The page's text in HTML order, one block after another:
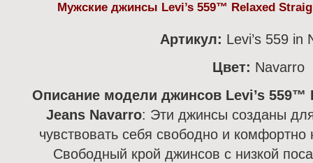
Мужские джинсы Levi’s 559™ Relaxed
Артикул: Levi’s 559 in
Цвет: Navarro
Описание модели джинсов Levi’s 559™
Jeans Navarro: Эти джинсы созданы
чувствовать себя свободно и
Свободный крой джинсов с низкой